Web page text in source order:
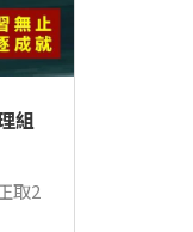
組
取2